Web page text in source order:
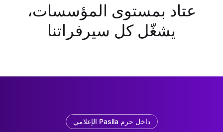
عتاد بمستوى المؤسسات،
يشغّل كل سيرفراتنا
داخل حرم Pasila الإعلامي